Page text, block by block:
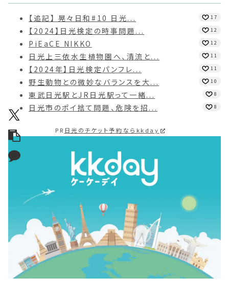
【追記】 晃々日和#10 日光... 17
【2024】日光検定の時事問題... 12
PiEaCE NIKKO 12
日光上三依水生植物園へ、清流と... 11
【2024年】日光検定パンフレ... 11
野生動物との微妙なバランスを大... 10
東武日光駅とJR日光駅って一緒... 8
日光市のポイ捨て問題、危険を招... 8
PR 日光のチケット予約ならkkday